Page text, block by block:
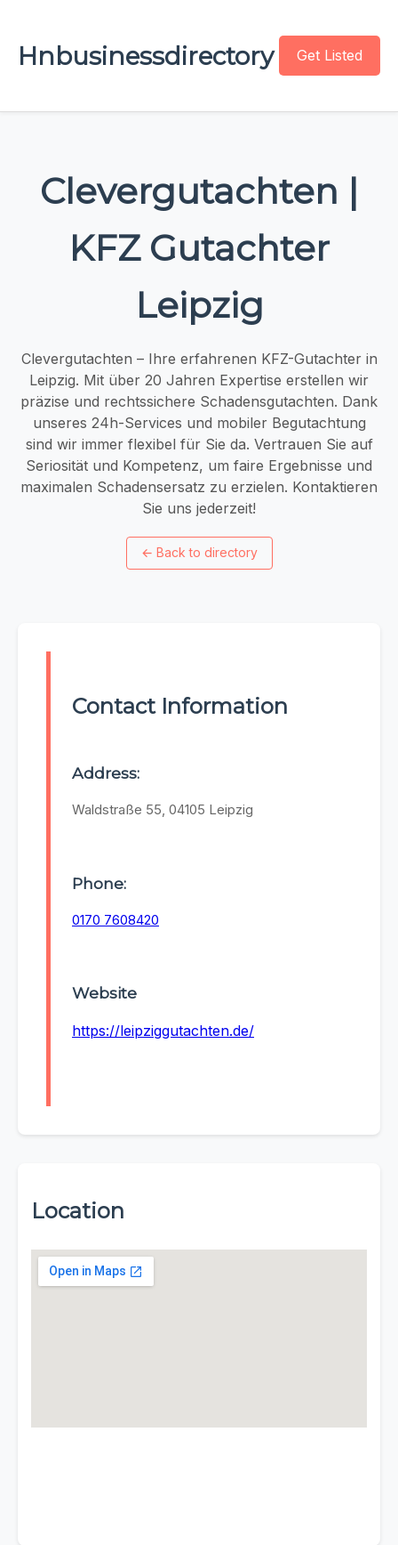
Hnbusinessdirectory Get Listed
Clevergutachten |
KFZ Gutachter
Leipzig
Clevergutachten – Ihre erfahrenen KFZ-Gutachter in
Leipzig. Mit über 20 Jahren Expertise erstellen wir
präzise und rechtssichere Schadensgutachten. Dank
unseres 24h-Services und mobiler Begutachtung
sind wir immer flexibel für Sie da. Vertrauen Sie auf
Seriosität und Kompetenz, um faire Ergebnisse und
maximalen Schadensersatz zu erzielen. Kontaktieren
Sie uns jederzeit!
← Back to directory
Contact Information
Address:
Waldstraße 55, 04105 Leipzig
Phone:
0170 7608420
Website
https://leipziggutachten.de/
Location